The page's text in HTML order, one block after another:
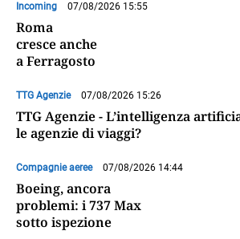
Incoming 07/08/2026 15:55
Roma
cresce anche
a Ferragosto
TTG Agenzie 07/08/2026 15:26
TTG Agenzie - L’intelligenza
le agenzie di viaggi?
Compagnie aeree 07/08/2026 14:44
Boeing, ancora
problemi: i 737 Max
sotto ispezione